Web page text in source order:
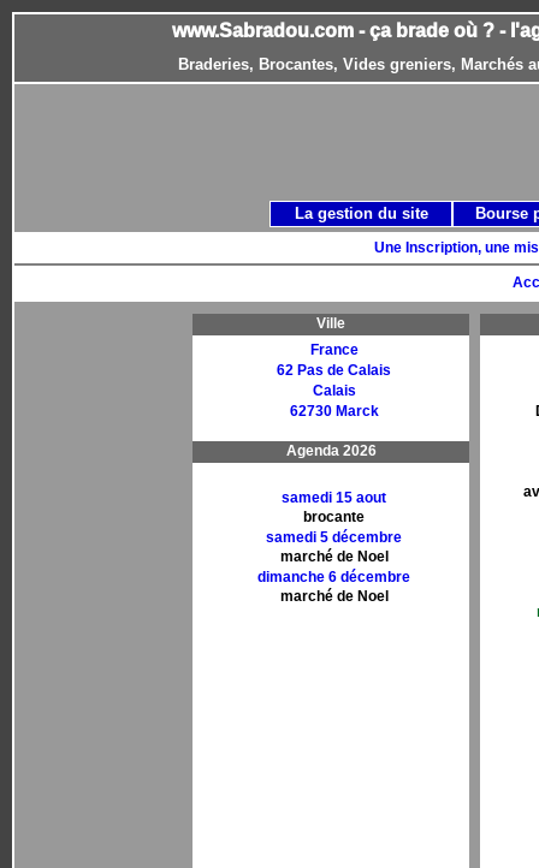
www.Sabradou.com - ça brade où ? -
Braderies, Brocantes, Vides greniers, Marchés
Une Inscription, une
Ville
France
62 Pas de Calais
Calais
62730 Marck
Agenda 2026
samedi 15 aout
brocante
samedi 5 décembre
marché de Noel
dimanche 6 décembre
marché de Noel
La gestion du site Bourse